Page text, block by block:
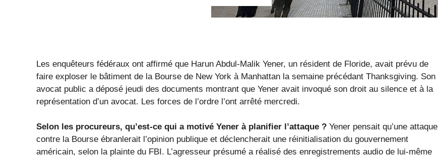
Les enquêteurs fédéraux ont affirmé que Harun Abdul-Malik Yener, un résident de Floride, avait prévu de
faire exploser le bâtiment de la Bourse de New York à Manhattan la semaine précédant Thanksgiving. Son
avocat public a déposé jeudi des documents montrant que Yener avait invoqué son droit au silence et à la
représentation d’un avocat. Les forces de l’ordre l’ont arrêté mercredi.
Selon les procureurs, qu’est-ce qui a motivé Yener à planifier l’attaque ? Yener pensait qu’une attaque
contre la Bourse ébranlerait l’opinion publique et déclencherait une réinitialisation du gouvernement
américain, selon la plainte du FBI. L’agresseur présumé a réalisé des enregistrements audio de lui-même